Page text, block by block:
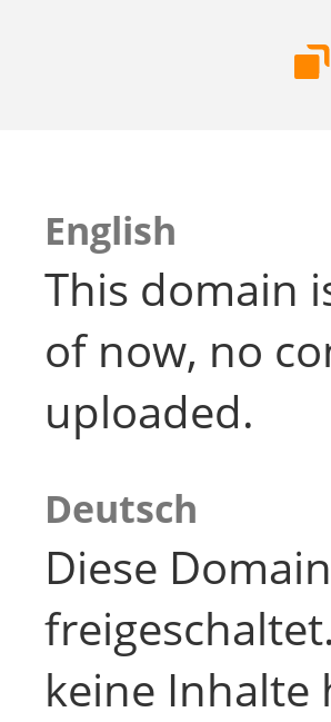
English
This domain
of now, no
uploaded.
Deutsch
Diese
keine Inhalte